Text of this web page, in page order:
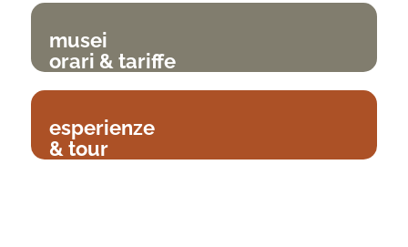
musei
orari & tariffe
esperienze
& tour